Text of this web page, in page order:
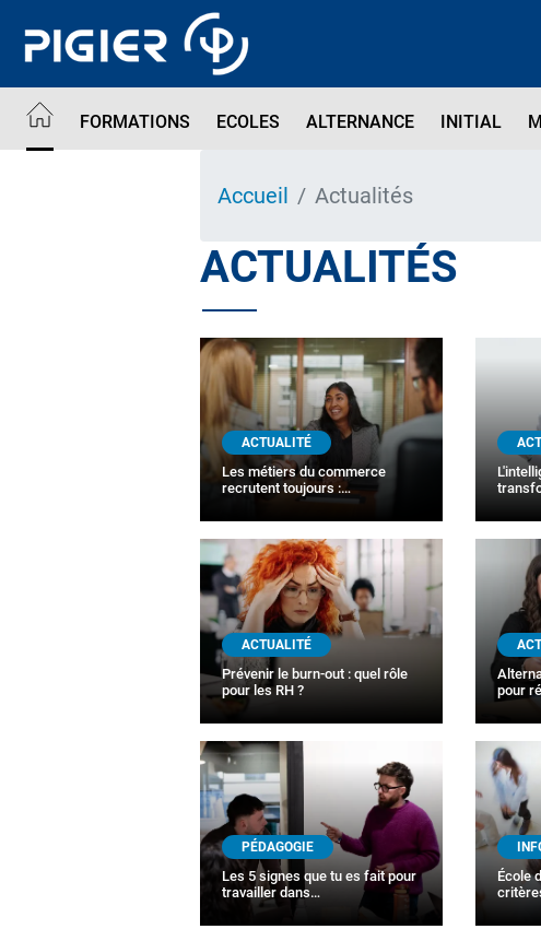
contenu
FORMATIONS ECOLES ALTERNANCE INITIAL
Accueil Actualités
ACTUALITÉS
ACTUALITÉ
Les métiers du commerce
recrutent toujours :…
ACTUALITÉ
Prévenir le burn-out : quel rôle
pour les RH ?
pour
PÉDAGOGIE
Les 5 signes que tu es fait pour
travailler dans…
École